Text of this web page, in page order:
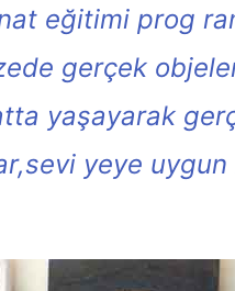
eğitimi prog
gerçek
yaşayarak
yeye